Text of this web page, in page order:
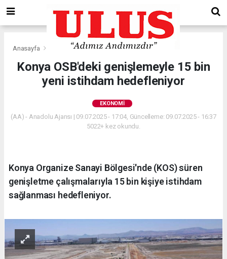
Anasayfa Ekonomi
Konya OSB'deki genişlemeyle 15 bin
yeni istihdam hedefleniyor
EKONOMI
(AA) - Anadolu Ajansı | 09.07.2025 - 17:04, Güncelleme: 09.07.2025 - 16:37
5022+ kez okundu.
Konya Organize Sanayi Bölgesi'nde (KOS) süren
genişletme çalışmalarıyla 15 bin kişiye istihdam
sağlanması hedefleniyor.